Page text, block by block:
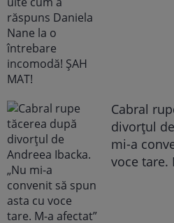
Cabral
divorțul
mi-a
voce tare.